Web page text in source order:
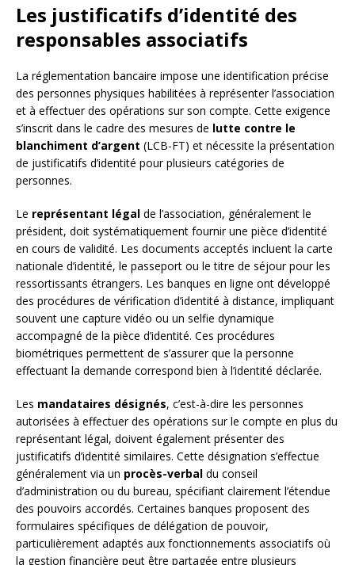
Les justificatifs d’identité des
responsables associatifs
La réglementation bancaire impose une identification précise
des personnes physiques habilitées à représenter l’association
et à effectuer des opérations sur son compte. Cette exigence
s’inscrit dans le cadre des mesures de lutte contre le
blanchiment d’argent (LCB-FT) et nécessite la présentation
de justificatifs d’identité pour plusieurs catégories de
personnes.
Le représentant légal de l’association, généralement le
président, doit systématiquement fournir une pièce d’identité
en cours de validité. Les documents acceptés incluent la carte
nationale d’identité, le passeport ou le titre de séjour pour les
ressortissants étrangers. Les banques en ligne ont développé
des procédures de vérification d’identité à distance, impliquant
souvent une capture vidéo ou un selfie dynamique
accompagné de la pièce d’identité. Ces procédures
biométriques permettent de s’assurer que la personne
effectuant la demande correspond bien à l’identité déclarée.
Les mandataires désignés, c’est-à-dire les personnes
autorisées à effectuer des opérations sur le compte en plus du
représentant légal, doivent également présenter des
justificatifs d’identité similaires. Cette désignation s’effectue
généralement via un procès-verbal du conseil
d’administration ou du bureau, spécifiant clairement l’étendue
des pouvoirs accordés. Certaines banques proposent des
formulaires spécifiques de délégation de pouvoir,
particulièrement adaptés aux fonctionnements associatifs où
la gestion financière peut être partagée entre plusieurs